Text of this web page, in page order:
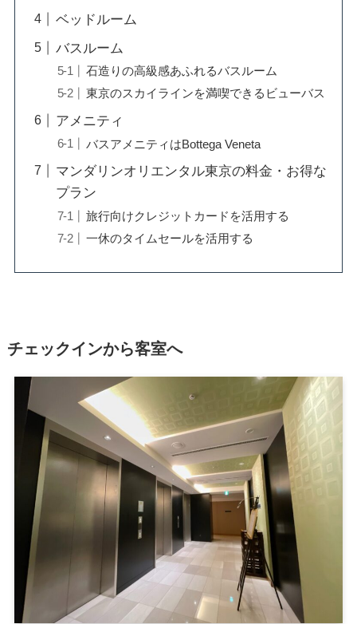
ベッドルーム
バスルーム
石造りの高級感あふれるバスルーム
東京のスカイラインを満喫できるビューバス
アメニティ
バスアメニティはBottega Veneta
マンダリンオリエンタル東京の料金・お得な
プラン
旅行向けクレジットカードを活用する
一休のタイムセールを活用する
チェックインから客室へ